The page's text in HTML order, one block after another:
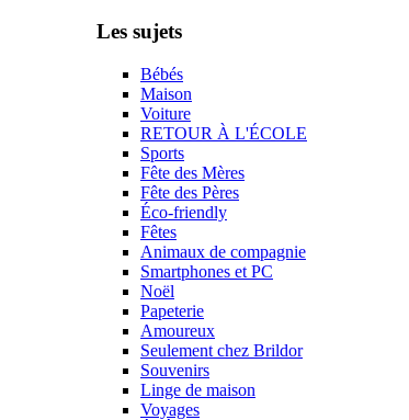
Les sujets
Bébés
Maison
Voiture
RETOUR À L'ÉCOLE
Sports
Fête des Mères
Fête des Pères
Éco-friendly
Fêtes
Animaux de compagnie
Smartphones et PC
Noël
Papeterie
Amoureux
Seulement chez Brildor
Souvenirs
Linge de maison
Voyages